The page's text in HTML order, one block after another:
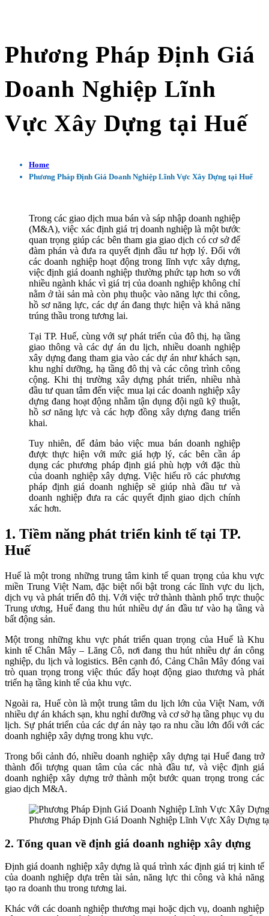
Phương Pháp Định Giá
Doanh Nghiệp Lĩnh
Vực Xây Dựng tại Huế
Home
Phương Pháp Định Giá Doanh Nghiệp Lĩnh Vực Xây Dựng tại Huế
Trong các giao dịch mua bán và sáp nhập doanh nghiệp
(M&A), việc xác định giá trị doanh nghiệp là một bước
quan trọng giúp các bên tham gia giao dịch có cơ sở để
đàm phán và đưa ra quyết định đầu tư hợp lý. Đối với
các doanh nghiệp hoạt động trong lĩnh vực xây dựng,
việc định giá doanh nghiệp thường phức tạp hơn so với
nhiều ngành khác vì giá trị của doanh nghiệp không chỉ
nằm ở tài sản mà còn phụ thuộc vào năng lực thi công,
hồ sơ năng lực, các dự án đang thực hiện và khả năng
trúng thầu trong tương lai.
Tại TP. Huế, cùng với sự phát triển của đô thị, hạ tầng
giao thông và các dự án du lịch, nhiều doanh nghiệp
xây dựng đang tham gia vào các dự án như khách sạn,
khu nghỉ dưỡng, hạ tầng đô thị và các công trình công
cộng. Khi thị trường xây dựng phát triển, nhiều nhà
đầu tư quan tâm đến việc mua lại các doanh nghiệp xây
dựng đang hoạt động nhằm tận dụng đội ngũ kỹ thuật,
hồ sơ năng lực và các hợp đồng xây dựng đang triển
khai.
Tuy nhiên, để đảm bảo việc mua bán doanh nghiệp
được thực hiện với mức giá hợp lý, các bên cần áp
dụng các phương pháp định giá phù hợp với đặc thù
của doanh nghiệp xây dựng. Việc hiểu rõ các phương
pháp định giá doanh nghiệp sẽ giúp nhà đầu tư và
doanh nghiệp đưa ra các quyết định giao dịch chính
xác hơn.
1. Tiềm năng phát triển kinh tế tại TP.
Huế
Huế là một trong những trung tâm kinh tế quan trọng của khu vực
miền Trung Việt Nam, đặc biệt nổi bật trong các lĩnh vực du lịch,
dịch vụ và phát triển đô thị. Với việc trở thành thành phố trực thuộc
Trung ương, Huế đang thu hút nhiều dự án đầu tư vào hạ tầng và
bất động sản.
Một trong những khu vực phát triển quan trọng của Huế là Khu
kinh tế Chân Mây – Lăng Cô, nơi đang thu hút nhiều dự án công
nghiệp, du lịch và logistics. Bên cạnh đó, Cảng Chân Mây đóng vai
trò quan trọng trong việc thúc đẩy hoạt động giao thương và phát
triển hạ tầng kinh tế của khu vực.
Ngoài ra, Huế còn là một trung tâm du lịch lớn của Việt Nam, với
nhiều dự án khách sạn, khu nghỉ dưỡng và cơ sở hạ tầng phục vụ du
lịch. Sự phát triển của các dự án này tạo ra nhu cầu lớn đối với các
doanh nghiệp xây dựng trong khu vực.
Trong bối cảnh đó, nhiều doanh nghiệp xây dựng tại Huế đang trở
thành đối tượng quan tâm của các nhà đầu tư, và việc định giá
doanh nghiệp xây dựng trở thành một bước quan trọng trong các
giao dịch M&A.
Phương Pháp Định Giá Doanh Nghiệp Lĩnh Vực Xây Dựng
2. Tổng quan về định giá doanh nghiệp xây dựng
Định giá doanh nghiệp xây dựng là quá trình xác định giá trị kinh tế
của doanh nghiệp dựa trên tài sản, năng lực thi công và khả năng
tạo ra doanh thu trong tương lai.
Khác với các doanh nghiệp thương mại hoặc dịch vụ, doanh nghiệp